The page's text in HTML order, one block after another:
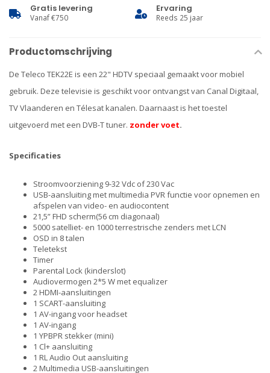
Gratis levering
Vanaf €750
Ervaring
Reeds 25 jaar
Productomschrijving
De Teleco TEK22E is een 22" HDTV speciaal gemaakt voor mobiel
gebruik. Deze televisie is geschikt voor ontvangst van Canal Digitaal,
TV Vlaanderen en Télesat kanalen. Daarnaast is het toestel
uitgevoerd met een DVB-T tuner. zonder voet.
Specificaties
Stroomvoorziening 9-32 Vdc of 230 Vac
USB-aansluiting met multimedia PVR functie voor opnemen en
afspelen van video- en audiocontent
21,5” FHD scherm(56 cm diagonaal)
5000 satelliet- en 1000 terrestrische zenders met LCN
OSD in 8 talen
Teletekst
Timer
Parental Lock (kinderslot)
Audiovermogen 2*5 W met equalizer
2 HDMI-aansluitingen
1 SCART-aansluiting
1 AV-ingang voor headset
1 AV-ingang
1 YPBPR stekker (mini)
1 Cl+ aansluiting
1 RL Audio Out aansluiting
2 Multimedia USB-aansluitingen